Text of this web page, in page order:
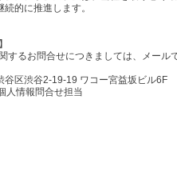
的に推進します。
するお問合せにつきましては、メール
谷区渋谷2-19-19 ワコー宮益坂ビル6F
人情報問合せ担当